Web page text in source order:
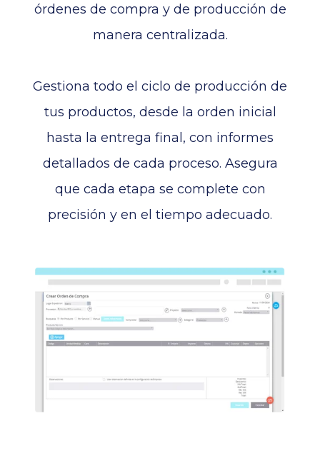
órdenes de compra y de producción de
manera centralizada.
Gestiona todo el ciclo de producción de
tus productos, desde la orden inicial
hasta la entrega final, con informes
detallados de cada proceso. Asegura
que cada etapa se complete con
precisión y en el tiempo adecuado.